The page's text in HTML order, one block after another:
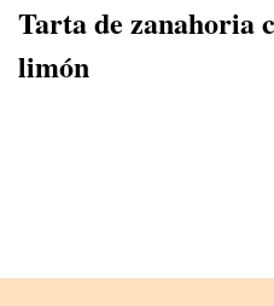
Tarta de zanahoria
limón